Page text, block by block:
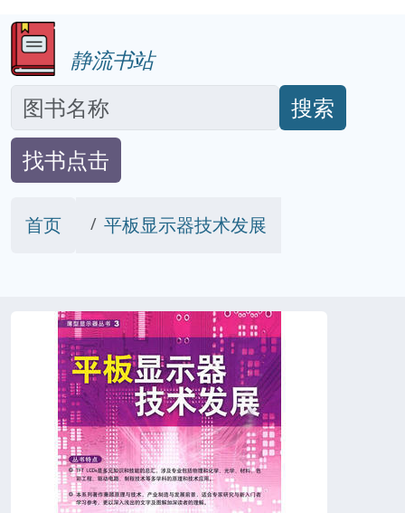
静流书站
搜索
找书点击
首页 平板显示器技术发展